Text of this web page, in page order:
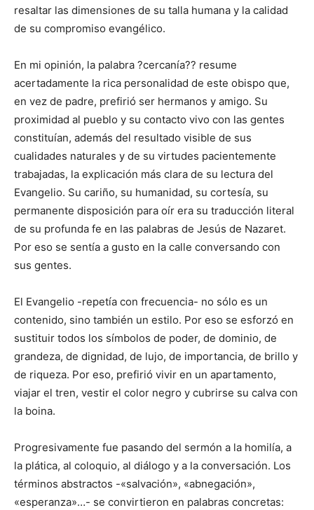
resaltar las dimensiones de su talla humana y la calidad
de su compromiso evangélico.
En mi opinión, la palabra ?cercanía?? resume
acertadamente la rica personalidad de este obispo que,
en vez de padre, prefirió ser hermanos y amigo. Su
proximidad al pueblo y su contacto vivo con las gentes
constituían, además del resultado visible de sus
cualidades naturales y de su virtudes pacientemente
trabajadas, la explicación más clara de su lectura del
Evangelio. Su cariño, su humanidad, su cortesía, su
permanente disposición para oír era su traducción literal
de su profunda fe en las palabras de Jesús de Nazaret.
Por eso se sentía a gusto en la calle conversando con
sus gentes.
El Evangelio -repetía con frecuencia- no sólo es un
contenido, sino también un estilo. Por eso se esforzó en
sustituir todos los símbolos de poder, de dominio, de
grandeza, de dignidad, de lujo, de importancia, de brillo y
de riqueza. Por eso, prefirió vivir en un apartamento,
viajar el tren, vestir el color negro y cubrirse su calva con
la boina.
Progresivamente fue pasando del sermón a la homilía, a
la plática, al coloquio, al diálogo y a la conversación. Los
términos abstractos -«salvación», «abnegación»,
«esperanza»…- se convirtieron en palabras concretas: